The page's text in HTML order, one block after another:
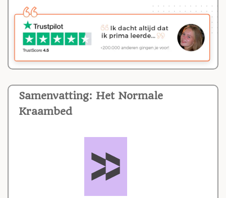
Samenvatting: Het Normale
Kraambed